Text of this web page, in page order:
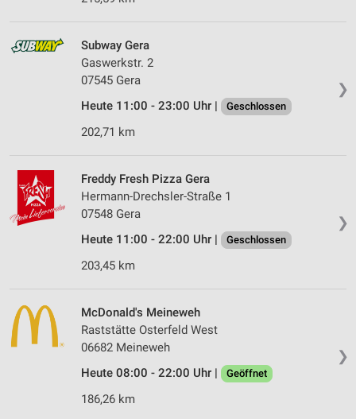
❯
Subway Gera
Gaswerkstr. 2
07545 Gera
Heute 11:00 - 23:00 Uhr |
Geschlossen
202,71 km
❯
Freddy Fresh Pizza Gera
Hermann-Drechsler-Straße 1
07548 Gera
Heute 11:00 - 22:00 Uhr |
Geschlossen
203,45 km
❯
McDonald's Meineweh
Raststätte Osterfeld West
06682 Meineweh
Heute 08:00 - 22:00 Uhr |
Geöffnet
186,26 km